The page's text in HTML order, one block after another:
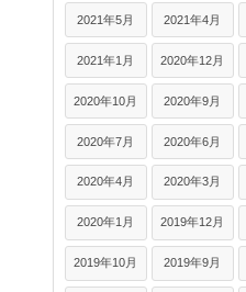
2021年5月 2021年4月
2021年1月 2020年12月
2020年10月 2020年9月
2020年7月 2020年6月
2020年4月 2020年3月
2020年1月 2019年12月
2019年10月 2019年9月